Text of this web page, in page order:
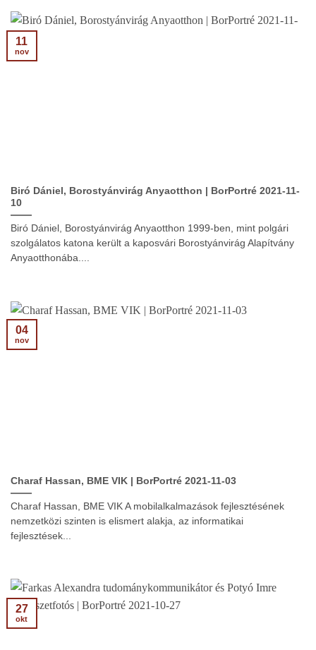
Biró Dániel, Borostyánvirág Anyaotthon | BorPortré 2021-11-
10
Biró Dániel, Borostyánvirág Anyaotthon 1999-ben, mint polgári
szolgálatos katona került a kaposvári Borostyánvirág Alapítvány
Anyaotthonába....
11
nov
Charaf Hassan, BME VIK | BorPortré 2021-11-03
Charaf Hassan, BME VIK A mobilalkalmazások fejlesztésének
nemzetközi szinten is elismert alakja, az informatikai
fejlesztések...
04
nov
27
okt